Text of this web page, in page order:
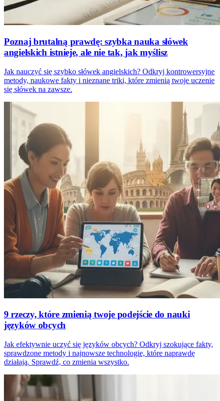
Poznaj brutalną prawdę: szybka nauka słówek
angielskich istnieje, ale nie tak, jak myślisz
Jak nauczyć się szybko słówek angielskich? Odkryj kontrowersyjne
metody, naukowe fakty i nieznane triki, które zmienią twoje uczenie
się słówek na zawsze.
9 rzeczy, które zmienią twoje podejście do nauki
języków obcych
Jak efektywnie uczyć się języków obcych? Odkryj szokujące fakty,
sprawdzone metody i najnowsze technologie, które naprawdę
działają. Sprawdź, co zmienia wszystko.